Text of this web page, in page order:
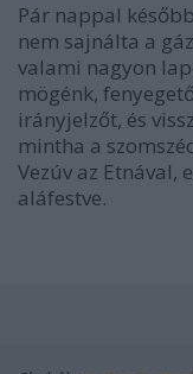
Pár nappal
nem sajnálta a
valami nagyon
mögénk,
irányjelzőt, és
mintha a
Vezúv az Etnával,
aláfestve.